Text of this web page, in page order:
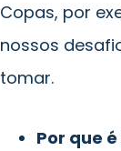
Copas, por
nossos
tomar.
Por que